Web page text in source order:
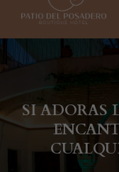
SI ADORAS